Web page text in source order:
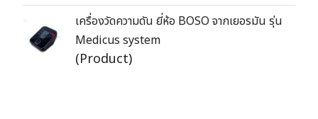
เครื่องวัดความดัน ยี่ห้อ BOSO จากเยอรมัน รุ่น
Medicus system
(Product)